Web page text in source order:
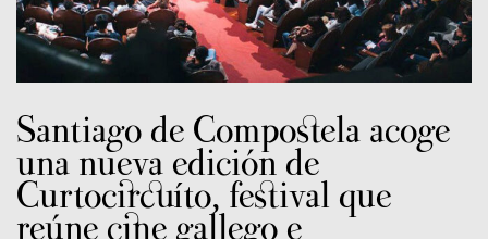
Santiago de Compostela acoge
una nueva edición de
Curtocircuíto, festival que
reúne cine gallego e